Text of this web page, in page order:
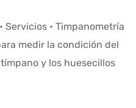
Servicios • Timpanometría
medir la condición del
y los huesecillos